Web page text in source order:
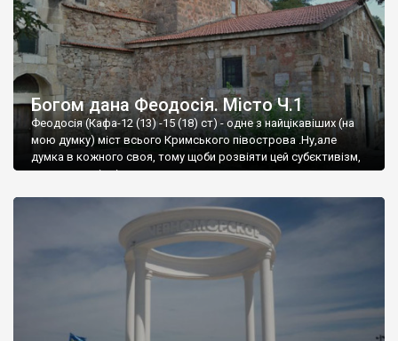
Богом дана Феодосія. Місто Ч.1
Феодосія (Кафа-12 (13) -15 (18) ст) - одне з найцікавіших (на
мою думку) міст всього Кримського півострова .Ну,але
думка в кожного своя, тому щоби розвіяти цей субєктивізм,
запрошую відвідати це